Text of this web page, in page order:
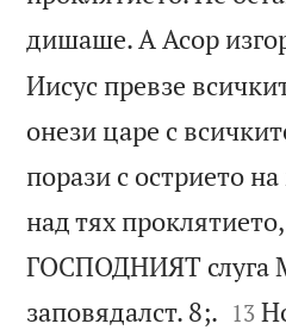
дишаше. А Асор
Иисус превзе
онези царе с
порази с острието
над тях
ГОСПОДНИЯТ слуга
заповядалст. 8;. 

13